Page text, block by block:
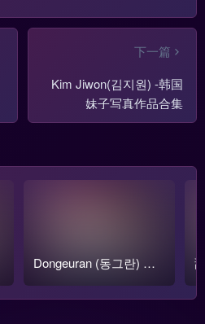
下一篇
Kim Jiwon(김지원) -韩国
妹子写真作品合集
Dongeuran (동그란) 写
真COS作品原图合集